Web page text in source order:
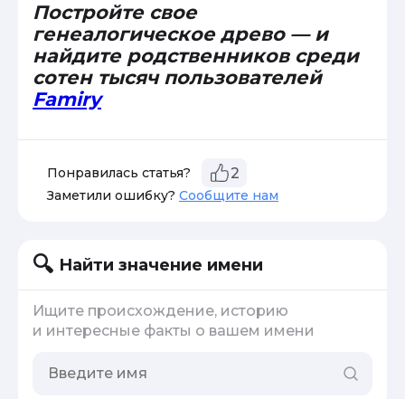
Постройте свое
генеалогическое древо — и
найдите родственников среди
сотен тысяч пользователей
Famiry
Понравилась статья? 2
Заметили ошибку? Сообщите нам
Найти значение имени
Ищите происхождение, историю
и интересные факты о вашем имени